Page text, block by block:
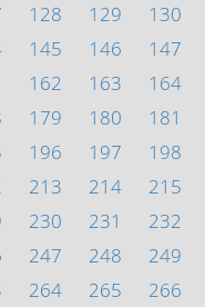
128 129 130
145 146 147
162 163 164
179 180 181
196 197 198
213 214 215
230 231 232
247 248 249
264 265 266